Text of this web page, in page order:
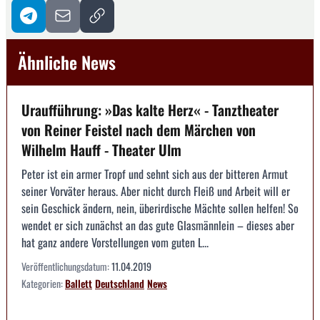
Ähnliche News
Uraufführung: »Das kalte Herz« - Tanztheater
von Reiner Feistel nach dem Märchen von
Wilhelm Hauff - Theater Ulm
Peter ist ein armer Tropf und sehnt sich aus der bitteren Armut
seiner Vorväter heraus. Aber nicht durch Fleiß und Arbeit will er
sein Geschick ändern, nein, überirdische Mächte sollen helfen! So
wendet er sich zunächst an das gute Glasmännlein – dieses aber
hat ganz andere Vorstellungen vom guten L...
Veröffentlichungsdatum:11.04.2019
Kategorien:BallettDeutschlandNews